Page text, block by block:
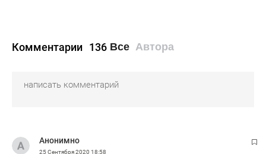
Комментарии 136 Все Автора
Анонимно
25 Сентября 2020 18:58